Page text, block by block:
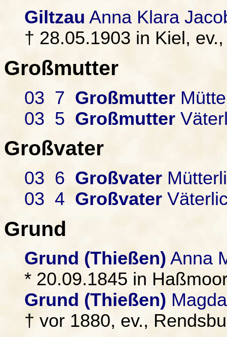
Giltzau Anna Klara
† 28.05.1903 in Kiel,
Großmutter
03 7 Großmutter
03 5 Großmutter
Großvater
03 6 Großvater
03 4Großvater
Grund
Grund (Thießen) Anna
* 20.09.1845 in
Grund (Thießen)
† vor 1880, ev.,